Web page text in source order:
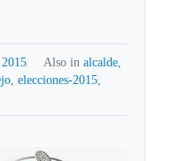
Also in alcalde,
,elecciones-2015,